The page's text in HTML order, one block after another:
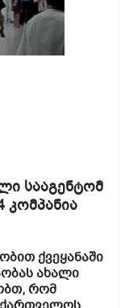
სააგენტომ
კომპანია
ქვეყანაში
ახალი
რომ